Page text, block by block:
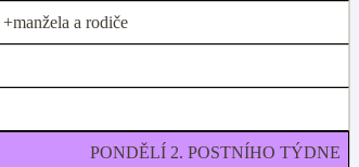
a rodiče
PONDĚLÍ 2. POSTNÍHO TÝDNE